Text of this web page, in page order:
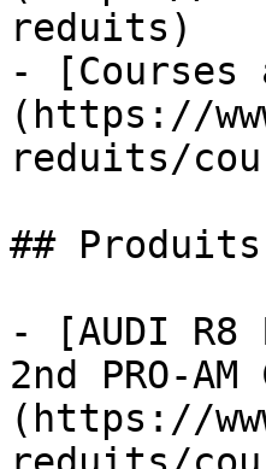
reduits)
- [Courses
(https://
reduits/
##
- [AUDI R8
2nd PRO-AM
(https://